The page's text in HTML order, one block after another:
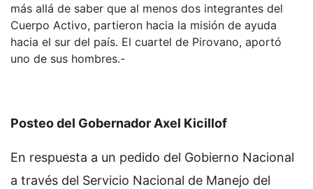
más allá de saber que al menos dos integrantes del
Cuerpo Activo, partieron hacia la misión de ayuda
hacia el sur del país. El cuartel de Pirovano, aportó
uno de sus hombres.-
Posteo del Gobernador Axel Kicillof
En respuesta a un pedido del Gobierno Nacional
a través del Servicio Nacional de Manejo del